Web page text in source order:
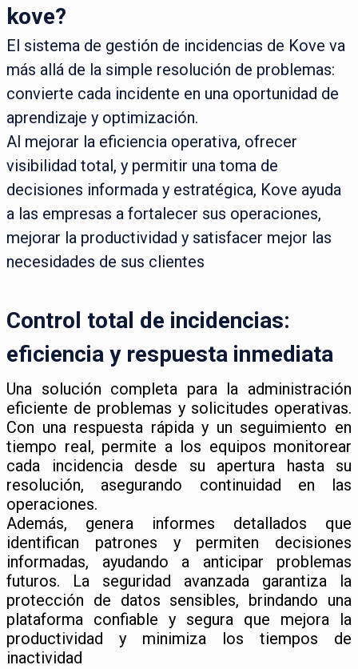
kove?
El sistema de gestión de incidencias de Kove va
más allá de la simple resolución de problemas:
convierte cada incidente en una oportunidad de
aprendizaje y optimización.
Al mejorar la eficiencia operativa, ofrecer
visibilidad total, y permitir una toma de
decisiones informada y estratégica, Kove ayuda
a las empresas a fortalecer sus operaciones,
mejorar la productividad y satisfacer mejor las
necesidades de sus clientes
Control total de incidencias:
eficiencia y respuesta inmediata
Una solución completa para la administración
eficiente de problemas y solicitudes operativas.
Con una respuesta rápida y un seguimiento en
tiempo real, permite a los equipos monitorear
cada incidencia desde su apertura hasta su
resolución, asegurando continuidad en las
operaciones.
Además, genera informes detallados que
identifican patrones y permiten decisiones
informadas, ayudando a anticipar problemas
futuros. La seguridad avanzada garantiza la
protección de datos sensibles, brindando una
plataforma confiable y segura que mejora la
productividad y minimiza los tiempos de
inactividad